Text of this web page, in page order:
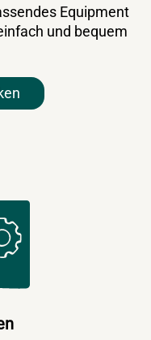
Equipment
und bequem